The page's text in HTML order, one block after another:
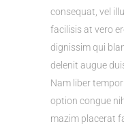
consequat, vel
facilisis at vero
dignissim qui
delenit augue
Nam liber
option congue
mazim placerat